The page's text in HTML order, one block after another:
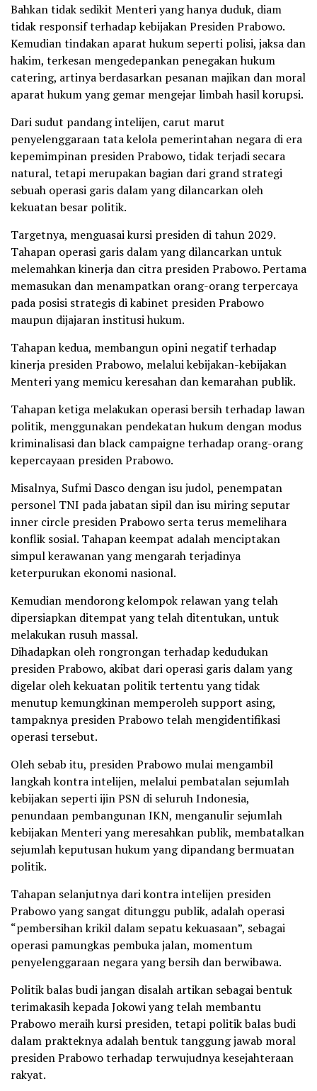
Bahkan tidak sedikit Menteri yang hanya duduk, diam
tidak responsif terhadap kebijakan Presiden Prabowo.
Kemudian tindakan aparat hukum seperti polisi, jaksa dan
hakim, terkesan mengedepankan penegakan hukum
catering, artinya berdasarkan pesanan majikan dan moral
aparat hukum yang gemar mengejar limbah hasil korupsi.
Dari sudut pandang intelijen, carut marut
penyelenggaraan tata kelola pemerintahan negara di era
kepemimpinan presiden Prabowo, tidak terjadi secara
natural, tetapi merupakan bagian dari grand strategi
sebuah operasi garis dalam yang dilancarkan oleh
kekuatan besar politik.
Targetnya, menguasai kursi presiden di tahun 2029.
Tahapan operasi garis dalam yang dilancarkan untuk
melemahkan kinerja dan citra presiden Prabowo. Pertama
memasukan dan menampatkan orang-orang terpercaya
pada posisi strategis di kabinet presiden Prabowo
maupun dijajaran institusi hukum.
Tahapan kedua, membangun opini negatif terhadap
kinerja presiden Prabowo, melalui kebijakan-kebijakan
Menteri yang memicu keresahan dan kemarahan publik.
Tahapan ketiga melakukan operasi bersih terhadap lawan
politik, menggunakan pendekatan hukum dengan modus
kriminalisasi dan black campaigne terhadap orang-orang
kepercayaan presiden Prabowo.
Misalnya, Sufmi Dasco dengan isu judol, penempatan
personel TNI pada jabatan sipil dan isu miring seputar
inner circle presiden Prabowo serta terus memelihara
konflik sosial. Tahapan keempat adalah menciptakan
simpul kerawanan yang mengarah terjadinya
keterpurukan ekonomi nasional.
Kemudian mendorong kelompok relawan yang telah
dipersiapkan ditempat yang telah ditentukan, untuk
melakukan rusuh massal.
Dihadapkan oleh rongrongan terhadap kedudukan
presiden Prabowo, akibat dari operasi garis dalam yang
digelar oleh kekuatan politik tertentu yang tidak
menutup kemungkinan memperoleh support asing,
tampaknya presiden Prabowo telah mengidentifikasi
operasi tersebut.
Oleh sebab itu, presiden Prabowo mulai mengambil
langkah kontra intelijen, melalui pembatalan sejumlah
kebijakan seperti ijin PSN di seluruh Indonesia,
penundaan pembangunan IKN, menganulir sejumlah
kebijakan Menteri yang meresahkan publik, membatalkan
sejumlah keputusan hukum yang dipandang bermuatan
politik.
Tahapan selanjutnya dari kontra intelijen presiden
Prabowo yang sangat ditunggu publik, adalah operasi
“pembersihan krikil dalam sepatu kekuasaan”, sebagai
operasi pamungkas pembuka jalan, momentum
penyelenggaraan negara yang bersih dan berwibawa.
Politik balas budi jangan disalah artikan sebagai bentuk
terimakasih kepada Jokowi yang telah membantu
Prabowo meraih kursi presiden, tetapi politik balas budi
dalam prakteknya adalah bentuk tanggung jawab moral
presiden Prabowo terhadap terwujudnya kesejahteraan
rakyat.